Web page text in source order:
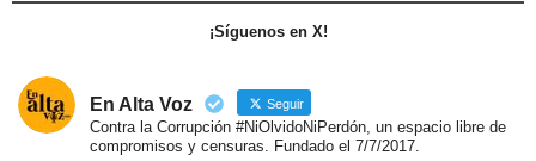
¡Síguenos en X!
En Alta Voz Seguir
Contra la Corrupción #NiOlvidoNiPerdón, un espacio libre de
compromisos y censuras. Fundado el 7/7/2017.